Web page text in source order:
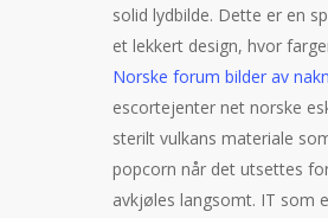
solid lydbilde. Dette er en
et lekkert design, hvor
Norske forum bilder av
escortejenter net norske
sterilt vulkans materiale
popcorn når det utsettes
avkjøles langsomt. IT som